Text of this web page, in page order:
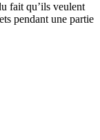
fait qu’ils veulent
pendant une partie